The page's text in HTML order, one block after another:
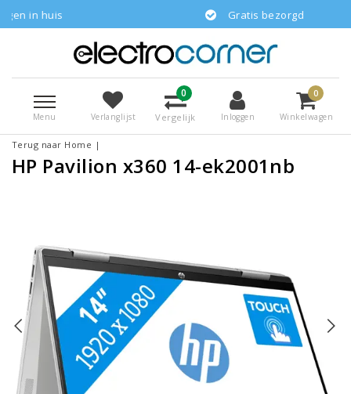
Gratis bezorgd
Menu Verlanglijst
0
Vergelijk Inloggen
0
Winkelwagen
Terug naar Home |
HP Pavilion x360 14-ek2001nb